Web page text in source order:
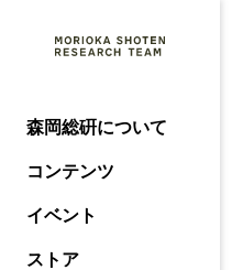
森岡総硏について
コンテンツ
イベント
ストア